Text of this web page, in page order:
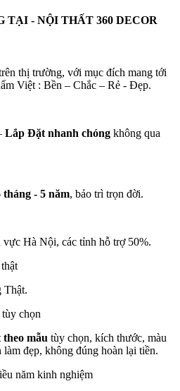
TẠI - NỘI THẤT 360 DECOR
thị trường, với mục đích mang tới
Việt : Bền – Chắc – Rẻ - Đẹp.
Lắp Đặt nhanh chóng không qua
tháng - 5 năm, bảo trì trọn đời.
vực Hà Nội, các tỉnh hỗ trợ 50%.
Thật.
theo mẫu tùy chọn, kích thước, màu
làm đẹp, không đúng hoàn lại tiền.